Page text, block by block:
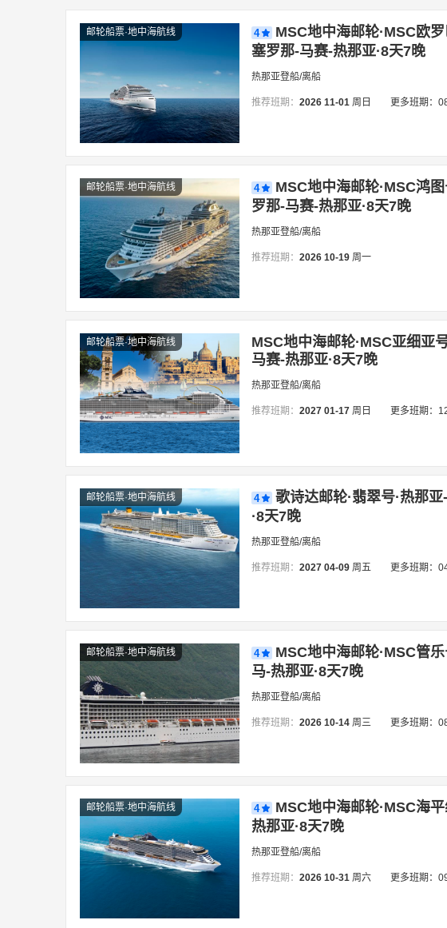
邮轮船票·地中海航线 4
MSC地中海邮轮·MSC欧
塞罗那-马赛-热那亚·8天7晚
热那亚登船/离船
推荐班期： 2026 11-01 周日 更多班期：
邮轮船票·地中海航线 4
MSC地中海邮轮·MSC鸿
罗那-马赛-热那亚·8天7晚
热那亚登船/离船
推荐班期： 2026 10-19 周一
邮轮船票·地中海航线
MSC地中海邮轮·MSC亚细亚
马赛-热那亚·8天7晚
热那亚登船/离船
推荐班期： 2027 01-17 周日 更多班期： 12-06
邮轮船票·地中海航线 4
歌诗达邮轮·翡翠号·热那
·8天7晚
热那亚登船/离船
推荐班期： 2027 04-09 周五 更多班期：
邮轮船票·地中海航线 4
MSC地中海邮轮·MSC管
马-热那亚·8天7晚
热那亚登船/离船
推荐班期： 2026 10-14 周三 更多班期：
邮轮船票·地中海航线 4
MSC地中海邮轮·MSC海
热那亚·8天7晚
热那亚登船/离船
推荐班期： 2026 10-31 周六 更多班期：